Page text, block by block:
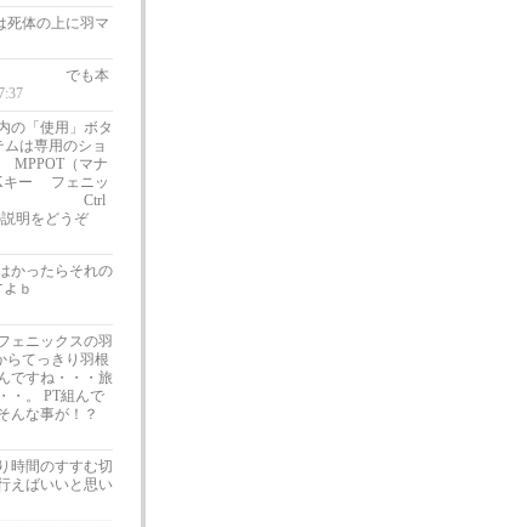
死体の上に羽マ
ます。 でも本
の「使用」ボタ
は専用のショ
（マナ
ー フェニッ
般 Ctrl
明をどうぞ
かったらそれの
ｂ
ェニックスの羽
らてっきり羽根
ですね・・・旅
・。 PT組んで
んな事が！？
時間のすすむ切
えばいいと思い